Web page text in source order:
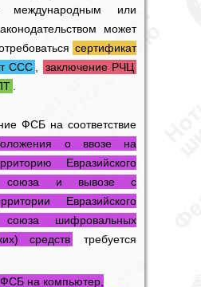
международным или
может
сертификат
ССС
заключение РЧЦ
ФСБ на соответствие
о ввозе на
Евразийского
союза и вывозе с
Евразийского
союза шифровальных
средств
требуется
на компьютер,